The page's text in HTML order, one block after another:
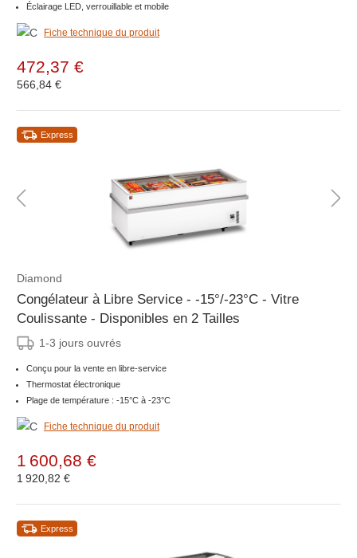
Éclairage LED, verrouillable et mobile
Fiche technique du produit
472,37 €
566,84 €
Express
Diamond
Congélateur à Libre Service - -15°/-23°C - Vitre
Coulissante - Disponibles en 2 Tailles
1-3 jours ouvrés
Conçu pour la vente en libre-service
Thermostat électronique
Plage de température : -15°C à -23°C
Fiche technique du produit
1 600,68 €
1 920,82 €
Express